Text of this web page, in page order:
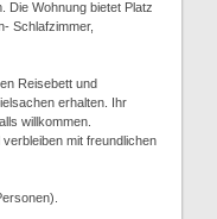
Die Wohnung bietet Platz
Schlafzimmer,
Reisebett und
erhalten. Ihr
willkommen.
mit freundlichen